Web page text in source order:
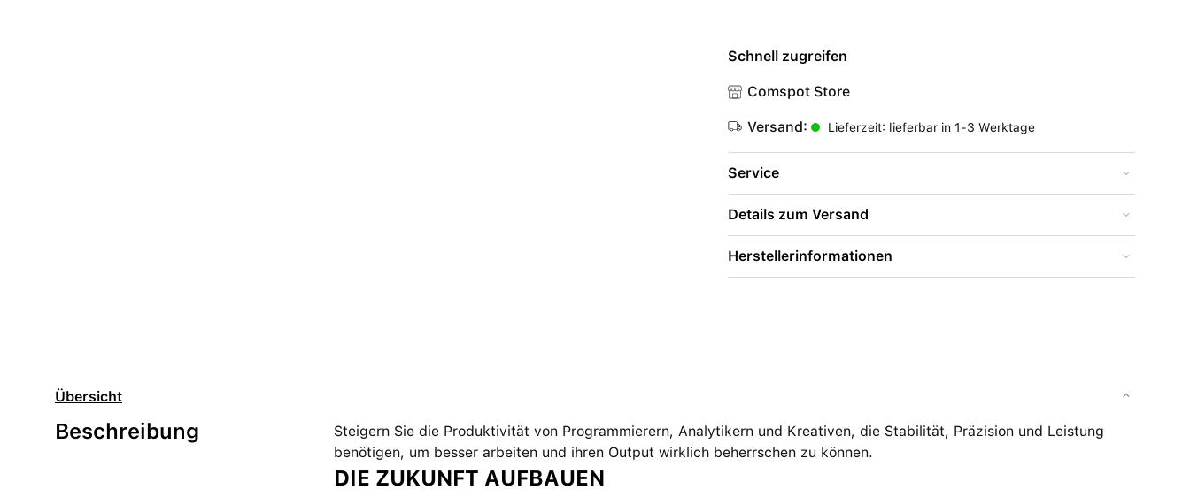
Schnell zugreifen
Comspot Store
Versand: Lieferzeit: lieferbar in 1-3 Werktage
Service
Details zum Versand
Herstellerinformationen
Übersicht
Beschreibung
Steigern Sie die Produktivität von Programmierern, Analytikern und Kreativen, die Stabilität, Präzision und Leistung
benötigen, um besser arbeiten und ihren Output wirklich beherrschen zu können.
DIE ZUKUNFT AUFBAUEN